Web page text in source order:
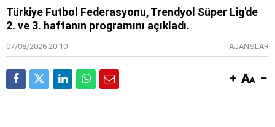
Türkiye Futbol Federasyonu, Trendyol Süper Lig'de
2. ve 3. haftanın programını açıkladı.
07/08/2026 20:10 AJANSLAR